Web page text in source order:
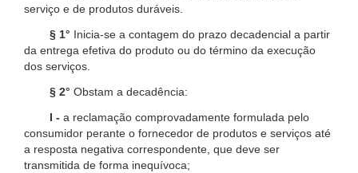
serviço e de produtos duráveis.
§ 1° Inicia-se a contagem do prazo decadencial a partir
da entrega efetiva do produto ou do término da execução
dos serviços.
§ 2° Obstam a decadência:
I - a reclamação comprovadamente formulada pelo
consumidor perante o fornecedor de produtos e serviços até
a resposta negativa correspondente, que deve ser
transmitida de forma inequívoca;